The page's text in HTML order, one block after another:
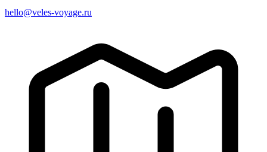
hello@veles-voyage.ru